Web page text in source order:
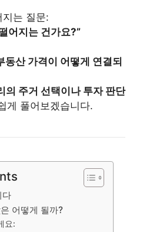
지는 질문:
어지는 건가요?”
동산 가격이 어떻게 연결되
의 주거 선택이나 투자 판단
게 풀어보겠습니다.
다
어떻게 될까?
요: